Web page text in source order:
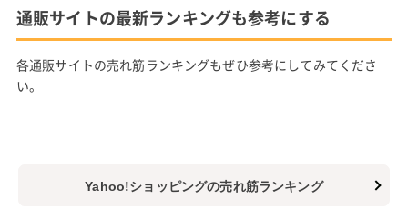
通販サイトの最新ランキングも参考にする
各通販サイトの売れ筋ランキングもぜひ参考にしてみてくださ
い。
Yahoo!ショッピングの売れ筋ランキング